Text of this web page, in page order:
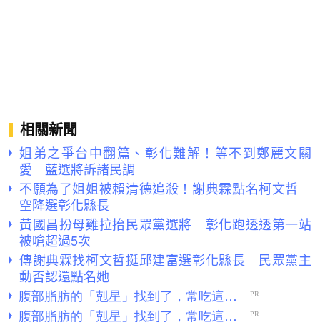
相關新聞
姐弟之爭台中翻篇、彰化難解！等不到鄭麗文關
愛 藍選將訴諸民調
不願為了姐姐被賴清德追殺！謝典霖點名柯文哲
空降選彰化縣長
黃國昌扮母雞拉抬民眾黨選將 彰化跑透透第一站
被嗆超過5次
傳謝典霖找柯文哲挺邱建富選彰化縣長 民眾黨主
動否認還點名她